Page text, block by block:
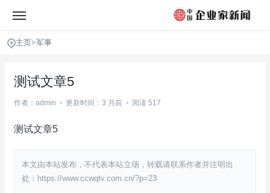
主页>军事
测试文章5
作者：admin • 更新时间：3 月前 • 阅读 517
测试文章5
本文由本站发布，不代表本站立场，转载请联系作者并注明出
处：https://www.ccwqtv.com.cn/?p=23